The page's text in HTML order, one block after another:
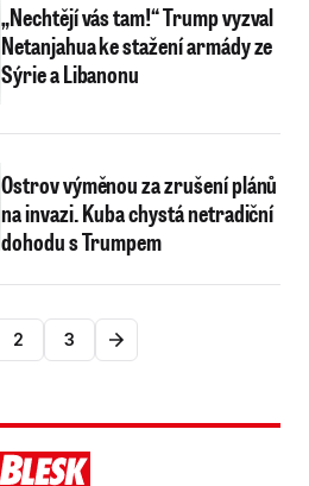
„Nechtějí vás tam!“ Trump vyzval
Netanjahua ke stažení armády ze
Sýrie a Libanonu
Ostrov výměnou za zrušení plánů
na invazi. Kuba chystá netradiční
dohodu s Trumpem
2 3